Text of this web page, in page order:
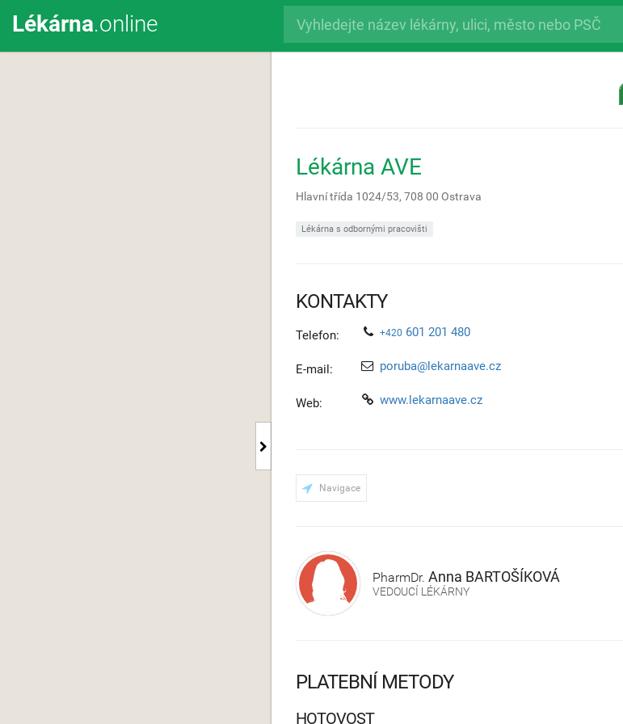
Lékárna.online
Lékárna AVE
Hlavní třída 1024/53, 708 00 Ostrava
Lékárna s odbornými pracovišti
KONTAKTY
Telefon: +420 601 201 480
E-mail: poruba@lekarnaave.cz
Web: www.lekarnaave.cz
Navigace
PharmDr. Anna BARTOŠÍKOVÁ
VEDOUCÍ LÉKÁRNY
PLATEBNÍ METODY
HOTOVOST